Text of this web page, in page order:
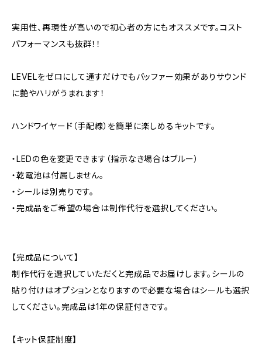
実用性、再現性が高いので初心者の方にもオススメです。コスト
パフォーマンスも抜群！！
LEVELをゼロにして通すだけでもバッファー効果がありサウンド
に艶やハリがうまれます！
ハンドワイヤード（手配線）を簡単に楽しめるキットです。
・LEDの色を変更できます（指示なき場合はブルー）
・乾電池は付属しません。
・シールは別売りです。
・完成品をご希望の場合は制作代行を選択してください。
【完成品について】
制作代行を選択していただくと完成品でお届けします。シールの
貼り付けはオプションとなりますので必要な場合はシールも選択
してください。完成品は1年の保証付きです。
【キット保証制度】